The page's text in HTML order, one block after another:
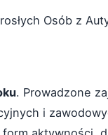
Osób z
. Prowadzone
i